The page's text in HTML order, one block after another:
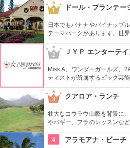
1 ドール・プランテー
日本でもバナナやパイナップ
テーマパークがあります。世
た迷路やパイナップル・エキ
めるアトラクションがありま
2 ＪＹＰ エンターテイ
Miss A、ワンダーガールズ、
ティストが所属するビック芸
運よく芸能人に会えるかも？！
3
クアロア・ランチ
壮大なコウラウ山脈を背景に
やバギー、フラのレッスンな
います。名物のハンバーガー
ック・パーク』のロケ地とし
4 アラモアナ・ビーチ